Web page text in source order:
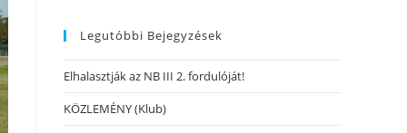
Legutóbbi Bejegyzések
Elhalasztják az NB III 2. fordulóját!
KÖZLEMÉNY (Klub)